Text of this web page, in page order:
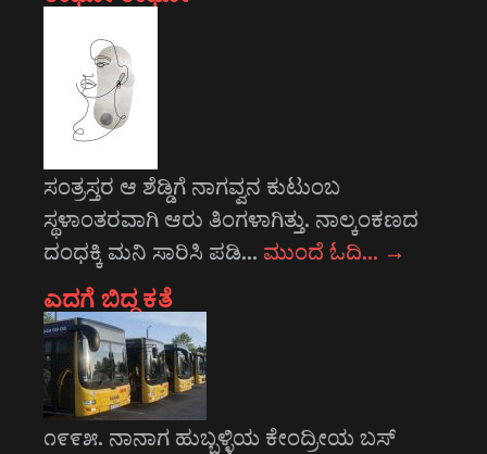
ಸಂತ್ರಸ್ತರ ಆ ಶೆಡ್ಡಿಗೆ ನಾಗವ್ವನ ಕುಟುಂಬ
ಸ್ಥಳಾಂತರವಾಗಿ ಆರು ತಿಂಗಳಾಗಿತ್ತು. ನಾಲ್ಕಂಕಣದ
ದಂಧಕ್ಕಿ ಮನಿ ಸಾರಿಸಿ ಪಡಿ… ಮುಂದೆ ಓದಿ… →
ಎದಗೆ ಬಿದ್ದ ಕತೆ
೧೯೯೫. ನಾನಾಗ ಹುಬ್ಬಳ್ಳಿಯ ಕೇಂದ್ರೀಯ ಬಸ್